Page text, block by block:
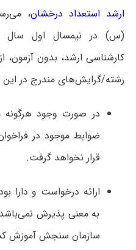
ارشد استعداد درخشان،
کارشناسی ارشد، بدون آزمون،
رشته‌/گرایش‌های مندرج در این
در صورت وجود هرگونه
ضوابط موجود در
قرار نخواهد گرفت.
ارائه درخواست و دارا
به معنی پذیرش
سازمان سنجش آموزش